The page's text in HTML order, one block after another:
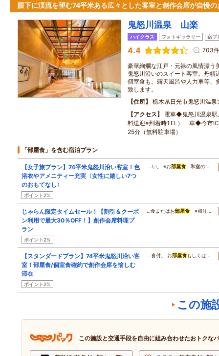
眼下に渓流を望む74平米ある広々とした客室と創作会席が自慢の
鬼怒川温泉 山楽
ハイクラス フォトギャラリー 宿ブ
4.4 703件
豪華絢爛な江戸・元禄の風情漂う
鬼怒川沿いのスイート客室。丹精
個室食も。露天風呂や人力車等、
致します。
住所
栃木県日光市鬼怒川温
アクセス
電車◆鬼怒川温泉駅
料送迎※到着時TEL） 車◆今市IC
25分（無料駐車場）
「部屋食」を含む宿泊プラン
【女子旅プラン】74平米鬼怒川沿い客室！色
浴衣やアメニティー充実〈女性に嬉しい7つ
のおもてなし〉
ポイント2%
…い。 ※お部屋食 ：和室の…
じゃらん限定タイムセール！【割引＆クーポ
ン利用で最大30％OFF！】創作会席料理プ
ラン
ポイント2%
…食またはお部屋食 ※和洋…
【スタンダードプラン】74平米鬼怒川沿い客
室！部屋食/個室食確約で創作会席を愉しむ
滞在
ポイント2%
…食付。 お部屋食もしくは…
この施
この施設と交通手段を自由に組み合わせたおトクな